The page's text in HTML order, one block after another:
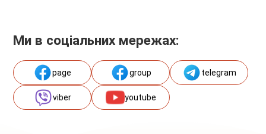
Ми в соціальних мережах:
page group telegram
viber youtube